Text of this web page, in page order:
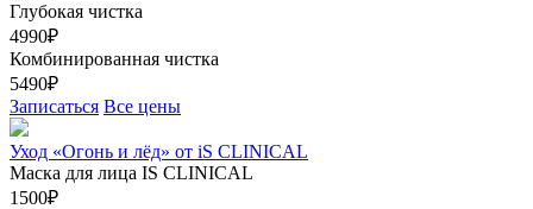
Глубокая чистка
4990₽
Комбинированная чистка
5490₽
Записаться Все цены
Уход «Огонь и лёд» от iS CLINICAL
Маска для лица IS CLINICAL
1500₽